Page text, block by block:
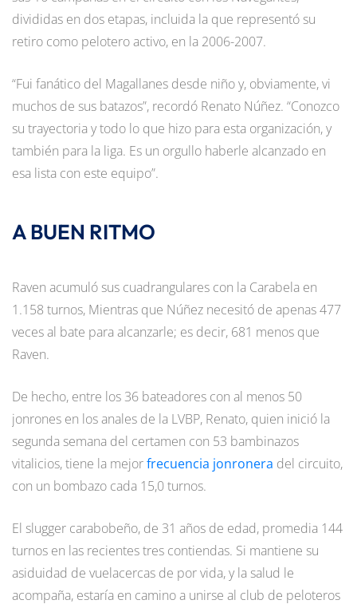
divididas en dos etapas, incluida la que representó su
retiro como pelotero activo, en la 2006-2007.
“Fui fanático del Magallanes desde niño y, obviamente, vi
muchos de sus batazos”, recordó Renato Núñez. “Conozco
su trayectoria y todo lo que hizo para esta organización, y
también para la liga. Es un orgullo haberle alcanzado en
esa lista con este equipo”.
A BUEN RITMO
Raven acumuló sus cuadrangulares con la Carabela en
1.158 turnos, Mientras que Núñez necesitó de apenas 477
veces al bate para alcanzarle; es decir, 681 menos que
Raven.
De hecho, entre los 36 bateadores con al menos 50
jonrones en los anales de la LVBP, Renato, quien inició la
segunda semana del certamen con 53 bambinazos
vitalicios, tiene la mejorfrecuencia jonronera del circuito,
con un bombazo cada 15,0 turnos.
El slugger carabobeño, de 31 años de edad, promedia 144
turnos en las recientes tres contiendas. Si mantiene su
asiduidad de vuelacercas de por vida, y la salud le
acompaña, estaría en camino a unirse al club de peloteros